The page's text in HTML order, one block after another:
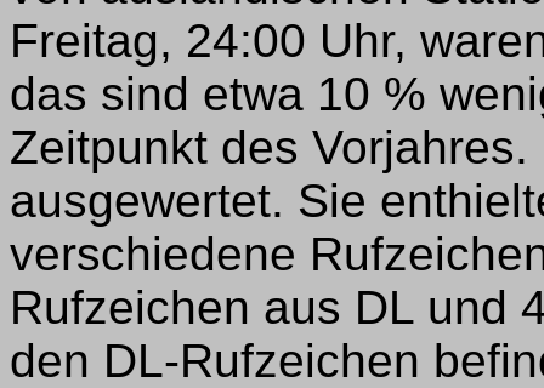
Freitag, 24:00 Uhr,
das sind etwa 10 %
Zeitpunkt des
ausgewertet. Sie
verschiedene
Rufzeichen aus DL und
den DL-Rufzeichen